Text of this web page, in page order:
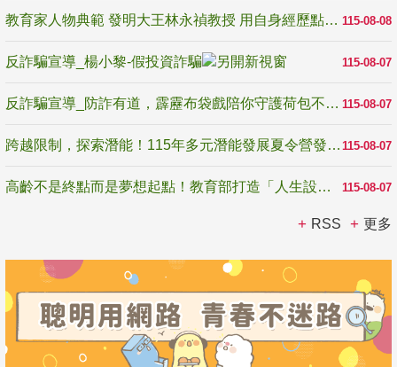
115-08-08
教育家人物典範 發明大王林永禎教授 用自身經歷點亮學生的路
115-08-07
反詐騙宣導_楊小黎-假投資詐騙
115-08-07
反詐騙宣導_防詐有道，霹靂布袋戲陪你守護荷包不受騙
115-08-07
跨越限制，探索潛能！115年多元潛能發展夏令營發掘生命無限可能
115-08-07
高齡不是終點而是夢想起點！教育部打造「人生設計夢工場」 參展第3屆高齡健康產業博覽會
RSS 更多